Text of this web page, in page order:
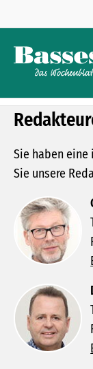
Sie haben eine
Sie unsere